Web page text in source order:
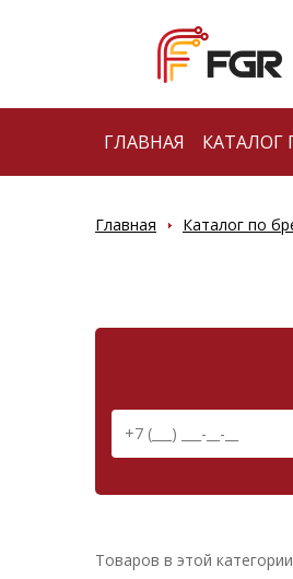
ГЛАВНАЯ КАТАЛОГ
Главная Каталог по
Товаров в этой